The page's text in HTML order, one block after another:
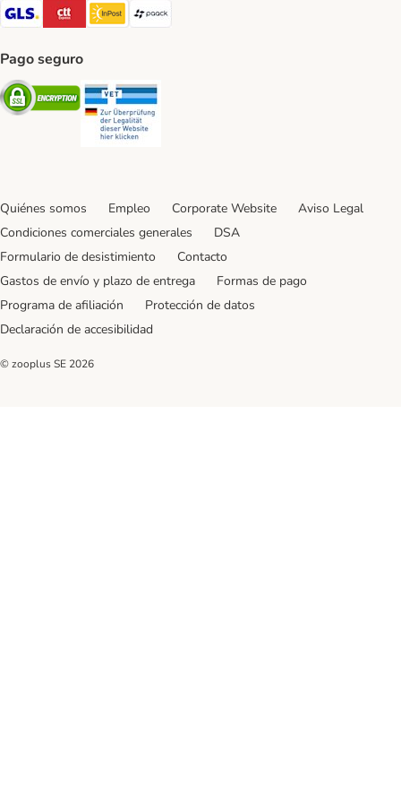
GLS Shipping Method
CTTExpress Shipping Method
InPost Shipping Method
Pago seguro
Security
Quiénes somos Empleo Corporate Website
Aviso Legal
Condiciones comerciales generales
DSA
Formulario de desistimiento
Contacto
Gastos de envío y plazo de entrega
Formas de pago
Programa de afiliación
Protección de datos
Declaración de accesibilidad
© zooplus SE 2026